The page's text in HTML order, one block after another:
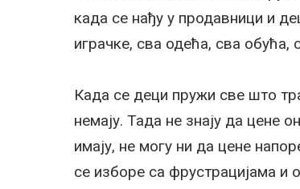
када се нађу у продавници и
играчке, сва одећа, сва
Када се деци пружи све што
немају. Тада не знају да цене
имају, не могу ни да цене
се изборе са фрустрацијама и